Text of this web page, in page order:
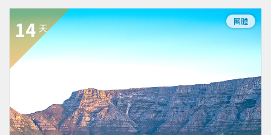
14 天
團體